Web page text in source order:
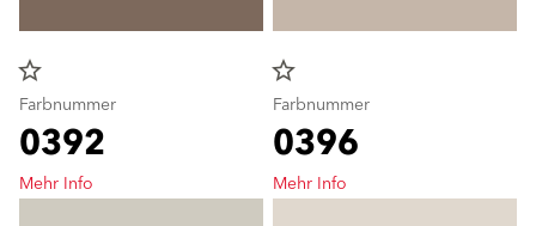
star_border
Farbnummer
0392
Mehr Info
star_border
Farbnummer
0396
Mehr Info